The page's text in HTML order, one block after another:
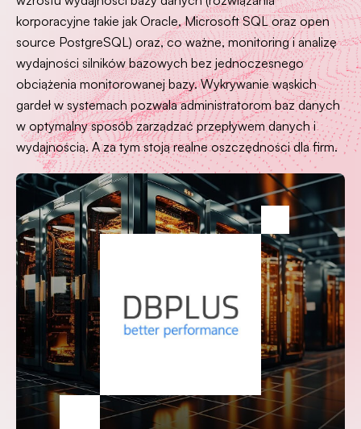
korporacyjne takie jak Oracle, Microsoft SQL oraz open
source PostgreSQL) oraz, co ważne, monitoring i analizę
wydajności silników bazowych bez jednoczesnego
obciążenia monitorowanej bazy. Wykrywanie wąskich
gardeł w systemach pozwala administratorom baz danych
w optymalny sposób zarządzać przepływem danych i
wydajnością. A za tym stoją realne oszczędności dla firm.